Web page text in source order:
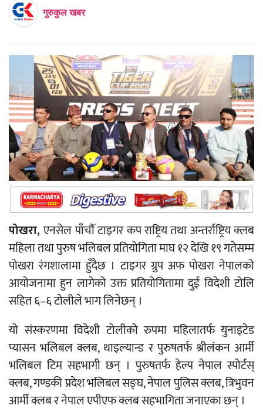
गुरुकुल खबर
पोखरा,एनसेल पाँचौँ टाइगर कप राष्ट्रिय तथा अन्तर्राष्ट्रिय क्लब
महिला तथा पुरुष भलिबल प्रतियोगिता माघ १२ देखि १९ गतेसम्म
पोखरा रंगशालामा हुँदैछ । टाइगर ग्रुप अफ पोखरा नेपालको
आयोजनामा हुन लागेको उक्त प्रतियोगितामा दुई विदेशी टोलि
सहित ६–६ टोलीले भाग लिनेछन् ।
यो संस्करणमा विदेशी टोलीको रुपमा महिलातर्फ युनाइटेड
प्यासन भलिबल क्लब, थाइल्यान्ड र पुरुषतर्फ श्रीलंकन आर्मी
भलिबल टिम सहभागी छन् । पुरुषतर्फ हेल्प नेपाल स्पोर्टस्
क्लब, गण्डकी प्रदेश भलिबल सङ्घ, नेपाल पुलिस क्लब, त्रिभुवन
आर्मी क्लब र नेपाल एपीएफ क्लब सहभागिता जनाएका छन् ।